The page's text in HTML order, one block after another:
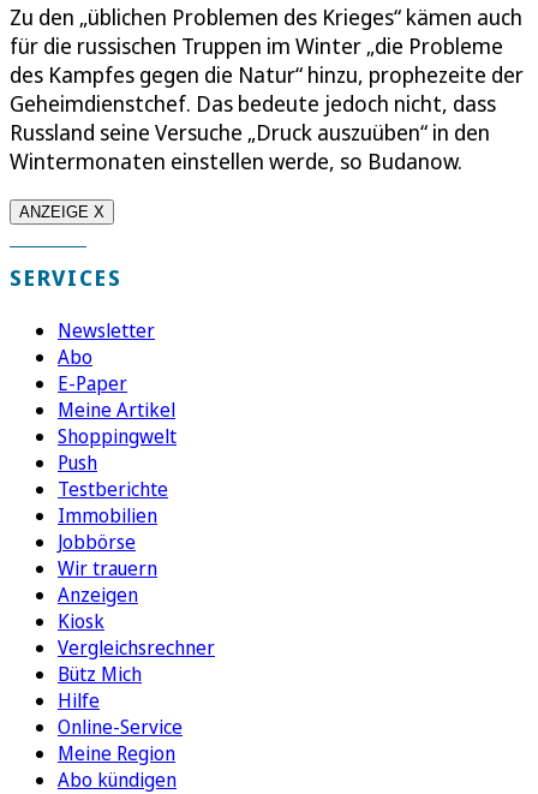
Zu den „üblichen Problemen des Krieges“ kämen auch
für die russischen Truppen im Winter „die Probleme
des Kampfes gegen die Natur“ hinzu, prophezeite der
Geheimdienstchef. Das bedeute jedoch nicht, dass
Russland seine Versuche „Druck auszuüben“ in den
Wintermonaten einstellen werde, so Budanow.
ANZEIGE X
SERVICES
Newsletter
Abo
E-Paper
Meine Artikel
Shoppingwelt
Push
Testberichte
Immobilien
Jobbörse
Wir trauern
Anzeigen
Kiosk
Vergleichsrechner
Bütz Mich
Hilfe
Online-Service
Meine Region
Abo kündigen